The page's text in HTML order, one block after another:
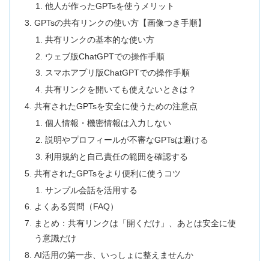
他人が作ったGPTsを使うメリット
GPTsの共有リンクの使い方【画像つき手順】
共有リンクの基本的な使い方
ウェブ版ChatGPTでの操作手順
スマホアプリ版ChatGPTでの操作手順
共有リンクを開いても使えないときは？
共有されたGPTsを安全に使うための注意点
個人情報・機密情報は入力しない
説明やプロフィールが不審なGPTsは避ける
利用規約と自己責任の範囲を確認する
共有されたGPTsをより便利に使うコツ
サンプル会話を活用する
よくある質問（FAQ）
まとめ：共有リンクは「開くだけ」、あとは安全に使
う意識だけ
AI活用の第一歩、いっしょに整えませんか